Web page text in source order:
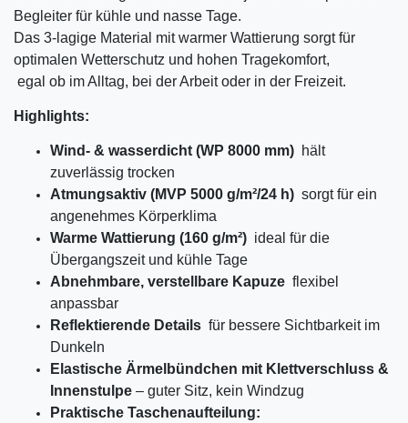
Begleiter für kühle und nasse Tage.
Das 3-lagige Material mit warmer Wattierung sorgt für
optimalen Wetterschutz und hohen Tragekomfort,
egal ob im Alltag, bei der Arbeit oder in der Freizeit.
Highlights:
Wind- & wasserdicht (WP 8000 mm) hält
zuverlässig trocken
Atmungsaktiv (MVP 5000 g/m²/24 h) sorgt für ein
angenehmes Körperklima
Warme Wattierung (160 g/m²) ideal für die
Übergangszeit und kühle Tage
Abnehmbare, verstellbare Kapuze flexibel
anpassbar
Reflektierende Details für bessere Sichtbarkeit im
Dunkeln
Elastische Ärmelbündchen mit Klettverschluss &
Innenstulpe – guter Sitz, kein Windzug
Praktische Taschenaufteilung: